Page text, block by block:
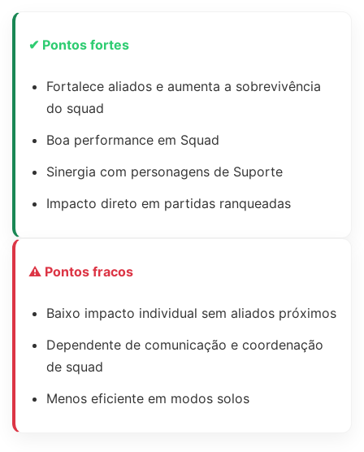
✔ Pontos fortes
Fortalece aliados e aumenta a sobrevivência
do squad
Boa performance em Squad
Sinergia com personagens de Suporte
Impacto direto em partidas ranqueadas
⚠ Pontos fracos
Baixo impacto individual sem aliados próximos
Dependente de comunicação e coordenação
de squad
Menos eficiente em modos solos